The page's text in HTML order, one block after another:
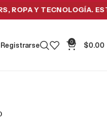
Y TECNOLOGÍA.
0
$0.00